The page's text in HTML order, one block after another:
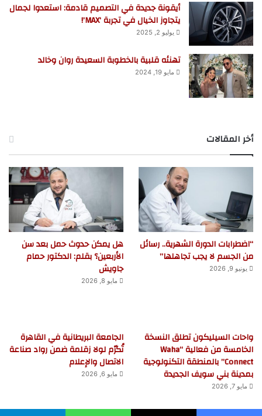
أيقونة جديدة في التصميم قادمة: استعدوا لجمال
يتجاوز الخيال في تجربة ‘MAX’!
يوليو 2, 2025
تهنئه قلبية بالخطوبة السعيدة روان وخالد
مايو 19, 2024
أخر المقالات
“اضطرابات الدورة الشهرية.. رسائل
من الجسم لا يجب تجاهلها”
يونيو 9, 2026
هل يمكن حدوث حمل بعد سن
الأربعين؟ بقلم: الدكتور حمام
جاويش
مايو 8, 2026
واحات السيليكون تطلق النسخة
الخامسة من فعالية “Waha
Connect” بالمنطقة التكنولوجية
بمدينة بني سويف الجديدة
مايو 7, 2026
الجامعة البريطانية في القاهرة
تُكرّم لولا زقلمة ضمن رواد صناعة
الاتصال والإعلام
مايو 6, 2026